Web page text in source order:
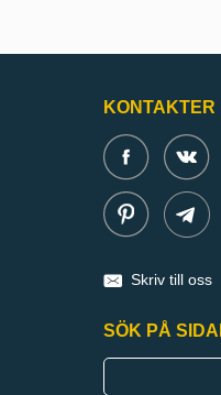
KONTAKTER
Skriv till oss
SÖK PÅ